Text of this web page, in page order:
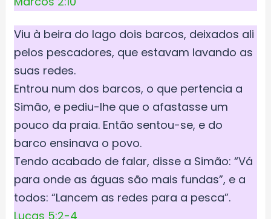
Viu à beira do lago dois barcos, deixados ali
pelos pescadores, que estavam lavando as
suas redes.
Entrou num dos barcos, o que pertencia a
Simão, e pediu-lhe que o afastasse um
pouco da praia. Então sentou-se, e do
barco ensinava o povo.
Tendo acabado de falar, disse a Simão: “Vá
para onde as águas são mais fundas”, e a
todos: “Lancem as redes para a pesca”.
Lucas 5:2-4